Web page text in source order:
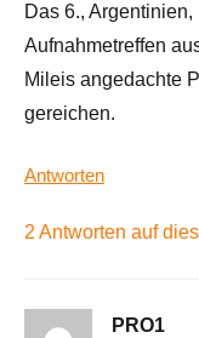
Das 6.,
Aufnahmetreffen
Mileis angedachte
gereichen.
Antworten
2 Antworten auf
PRO1